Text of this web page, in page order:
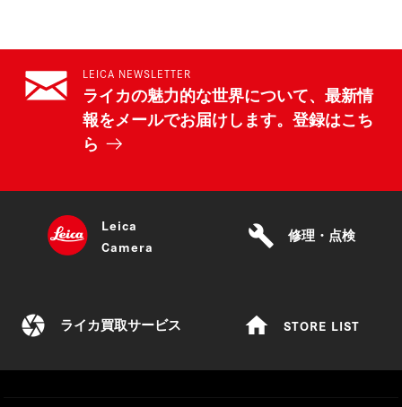
LEICA NEWSLETTER
ライカの魅力的な世界について、最新情
報をメールでお届けします。登録はこち
ら
Leica
Camera
build 修理・点検
camera ライカ買取サービス home STORE LIST